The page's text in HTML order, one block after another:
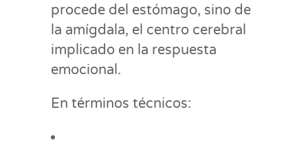
procede del estómago, sino de
la amígdala, el centro cerebral
implicado en la respuesta
emocional.
En términos técnicos: